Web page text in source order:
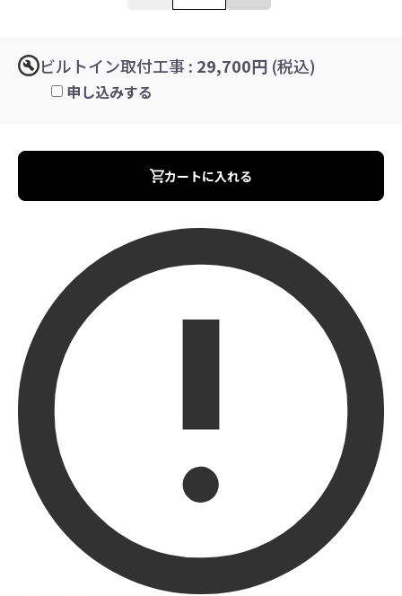
ビルトイン取付工事: 29,700円 (税込)
申し込みする
カートに入れる